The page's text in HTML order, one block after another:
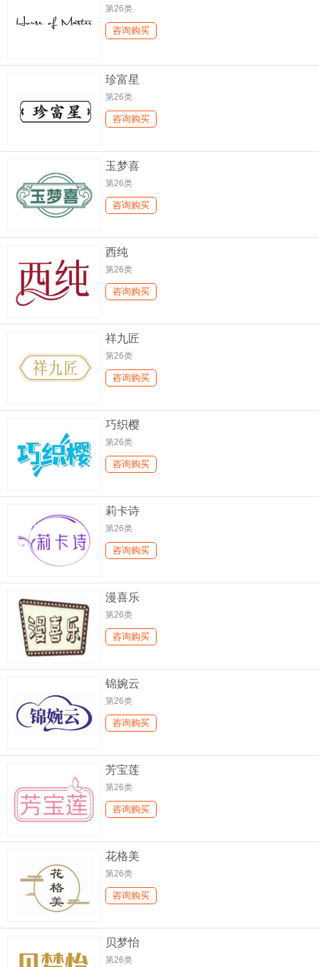
第26类
咨询购买
珍富星
第26类
咨询购买
玉梦喜
第26类
咨询购买
西纯
第26类
咨询购买
祥九匠
第26类
咨询购买
巧织樱
第26类
咨询购买
莉卡诗
第26类
咨询购买
漫喜乐
第26类
咨询购买
锦婉云
第26类
咨询购买
芳宝莲
第26类
咨询购买
花格美
第26类
咨询购买
贝梦怡
第26类